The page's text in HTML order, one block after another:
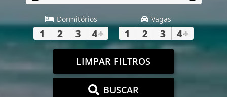
Dormitórios
1 2 3 4+
Vagas
1 2 3 4+
LIMPAR FILTROS
BUSCAR